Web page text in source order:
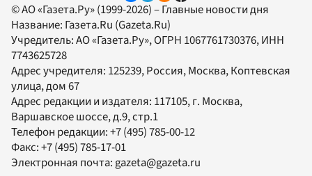
© АО «Газета.Ру» (1999-2026) – Главные новости дня
Название: Газета.Ru (Gazeta.Ru)
Учредитель:АО «Газета.Ру», ОГРН 1067761730376, ИНН
7743625728
Адрес учредителя: 125239, Россия, Москва, Коптевская
улица, дом 67
Адрес редакции и издателя: 117105, г. Москва,
Варшавское шоссе, д.9, стр.1
Телефон редакции:+7 (495) 785-00-12
Факс:+7 (495) 785-17-01
Электронная почта: gazeta@gazeta.ru